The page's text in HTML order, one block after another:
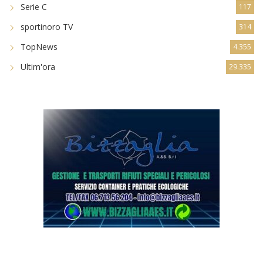
Serie C 117
sportinoro TV 314
TopNews 4.355
Ultim'ora 29.335